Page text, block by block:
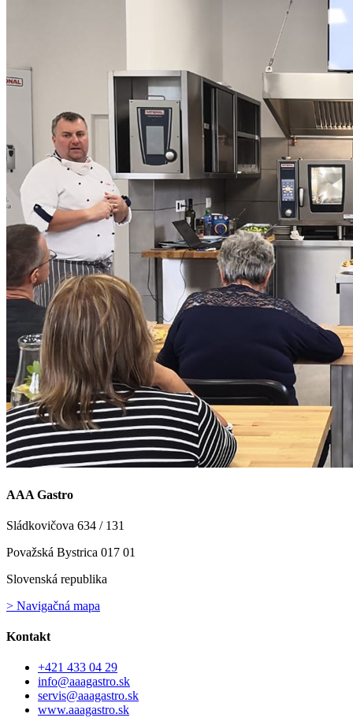
AAA Gastro
Sládkovičova 634 / 131
Považská Bystrica 017 01
Slovenská republika
> Navigačná mapa
Kontakt
+421 433 04 29
info@aaagastro.sk
servis@aaagastro.sk
www.aaagastro.sk